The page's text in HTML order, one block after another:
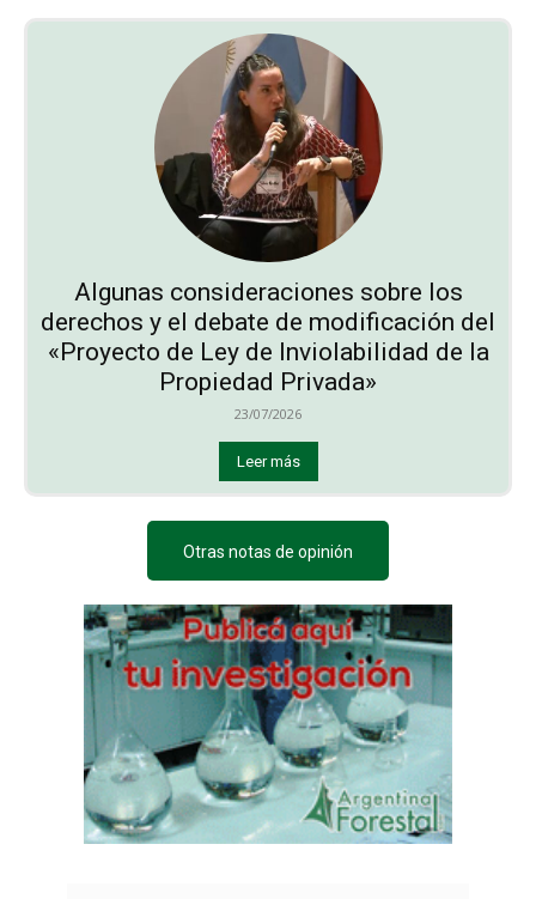
Algunas consideraciones sobre los
derechos y el debate de modificación del
«Proyecto de Ley de Inviolabilidad de la
Propiedad Privada»
23/07/2026
Leer más
Otras notas de opinión